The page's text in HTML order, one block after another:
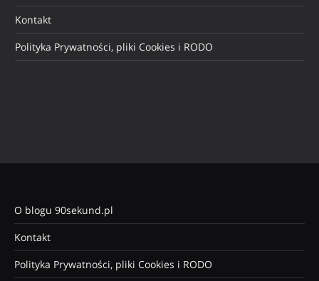
Kontakt
Polityka Prywatności, pliki Cookies i RODO
O blogu 90sekund.pl
Kontakt
Polityka Prywatności, pliki Cookies i RODO